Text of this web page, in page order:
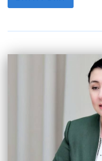
таъсир этувчи бир
ишончи